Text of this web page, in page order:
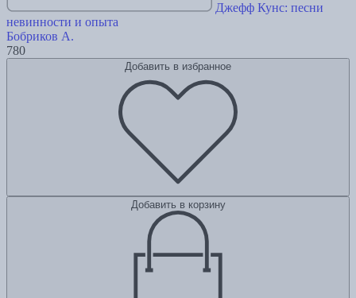
Джефф Кунс: песни
невинности и опыта
Бобриков А.
780
Добавить в избранное
Добавить в корзину